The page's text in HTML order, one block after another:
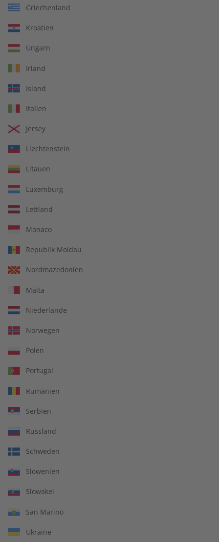
Kostenfreie Lieferung direkt zu Ihnen nach
Hause
14 Ausgaben pro Jahr
Jederzeit monatlich kündbar
Großer Sprachteil mit Grammatik- und Wortschatzübungen
Griechenland
Kroatien
Ungarn
Irland
Island
Italien
Jersey
Liechtenstein
Litauen
Luxemburg
Lettland
Monaco
Republik Moldau
Nordmazedonien
Malta
Niederlande
Norwegen
Polen
Portugal
Rumänien
Serbien
Russland
Schweden
Slowenien
Slowakei
San Marino
Ukraine